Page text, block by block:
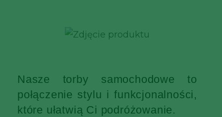
Nasze torby samochodowe to
połączenie stylu i funkcjonalności,
które ułatwią Ci podróżowanie.